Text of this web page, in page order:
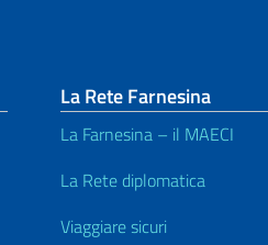
La Rete Farnesina
La Farnesina – il MAECI
La Rete diplomatica
Viaggiare sicuri